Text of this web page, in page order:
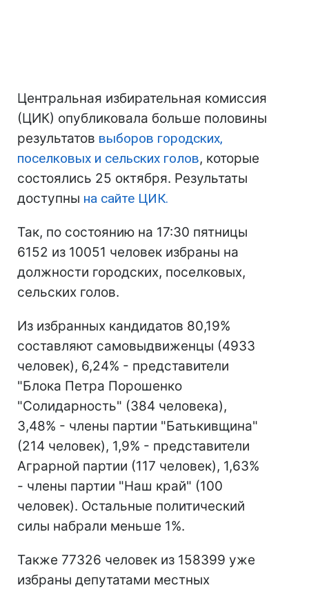
Центральная избирательная комиссия
(ЦИК) опубликовала больше половины
результатов выборов городских,
поселковых и сельских голов, которые
состоялись 25 октября. Результаты
доступны на сайте ЦИК.
Так, по состоянию на 17:30 пятницы
6152 из 10051 человек избраны на
должности городских, поселковых,
сельских голов.
Из избранных кандидатов 80,19%
составляют самовыдвиженцы (4933
человек), 6,24% - представители
"Блока Петра Порошенко
"Солидарность" (384 человека),
3,48% - члены партии "Батькивщина"
(214 человек), 1,9% - представители
Аграрной партии (117 человек), 1,63%
- члены партии "Наш край" (100
человек). Остальные политический
силы набрали меньше 1%.
Также 77326 человек из 158399 уже
избраны депутатами местных